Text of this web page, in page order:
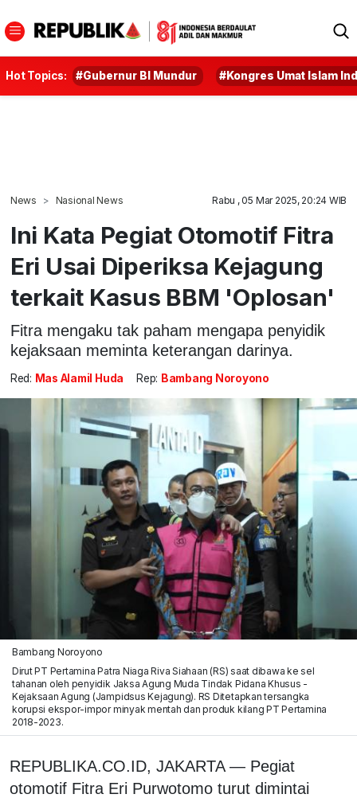
Hot Topics: #Gubernur BI Mundur #Kongres Umat Islam
News Nasional News Rabu , 05 Mar 2025, 20:24 WIB
Ini Kata Pegiat Otomotif Fitra
Eri Usai Diperiksa Kejagung
terkait Kasus BBM 'Oplosan'
Fitra mengaku tak paham mengapa penyidik
kejaksaan meminta keterangan darinya.
Red: Mas Alamil Huda Rep: Bambang Noroyono
Bambang Noroyono
Dirut PT Pertamina Patra Niaga Riva Siahaan (RS) saat dibawa ke sel
tahanan oleh penyidik Jaksa Agung Muda Tindak Pidana Khusus -
Kejaksaan Agung (Jampidsus Kejagung). RS Ditetapkan tersangka
korupsi ekspor-impor minyak mentah dan produk kilang PT Pertamina
2018-2023.
REPUBLIKA.CO.ID, JAKARTA — Pegiat
otomotif Fitra Eri Purwotomo turut dimintai